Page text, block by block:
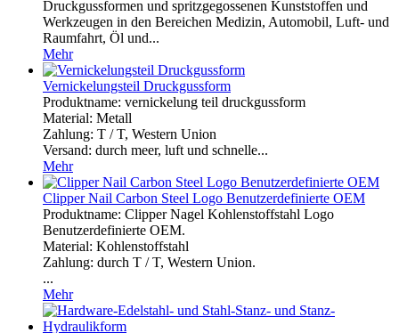
Druckgussformen und spritzgegossenen Kunststoffen und
Werkzeugen in den Bereichen Medizin, Automobil, Luft- und
Raumfahrt, Öl und...
Mehr
Vernickelungsteil Druckgussform
Produktname: vernickelung teil druckgussform
Material: Metall
Zahlung: T / T, Western Union
Versand: durch meer, luft und schnelle...
Mehr
Clipper Nail Carbon Steel Logo Benutzerdefinierte OEM
Produktname: Clipper Nagel Kohlenstoffstahl Logo
Benutzerdefinierte OEM.
Material: Kohlenstoffstahl
Zahlung: durch T / T, Western Union.
...
Mehr